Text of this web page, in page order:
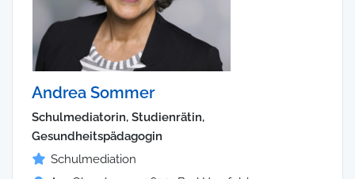
Andrea Sommer
Schulmediatorin, Studienrätin,
Gesundheitspädagogin
Schulmediation